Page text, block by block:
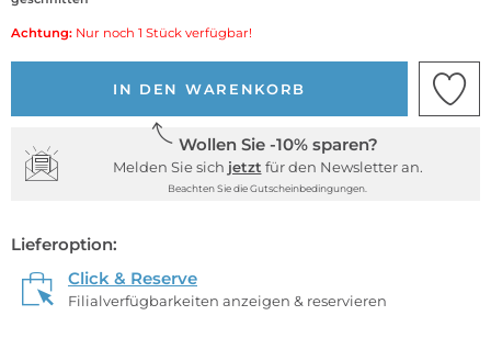
Achtung: Nur noch 1 Stück verfügbar!
IN DEN WARENKORB
Wollen Sie -10% sparen?
Melden Sie sich jetzt für den Newsletter an.
Beachten Sie die Gutscheinbedingungen.
Lieferoption:
Click & Reserve
Filialverfügbarkeiten anzeigen & reservieren